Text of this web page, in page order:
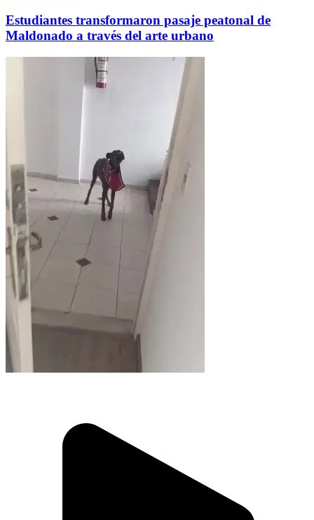
Estudiantes transformaron pasaje peatonal de
Maldonado a través del arte urbano